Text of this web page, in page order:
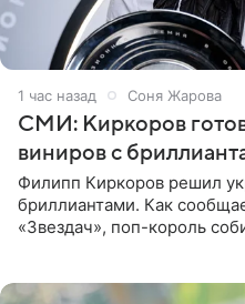
1 час назад Соня Жарова
СМИ: Киркоров
виниров с
Филипп Киркоров решил
бриллиантами. Как
«Звездач», поп-король